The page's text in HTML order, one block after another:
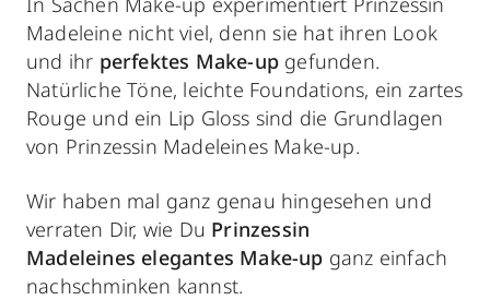
Madeleine nicht viel, denn sie hat ihren Look
und ihr perfektes Make-up gefunden.
Natürliche Töne, leichte Foundations, ein zartes
Rouge und ein Lip Gloss sind die Grundlagen
von Prinzessin Madeleines Make-up.
Wir haben mal ganz genau hingesehen und
verraten Dir, wie Du Prinzessin
Madeleines elegantes Make-up ganz einfach
nachschminken kannst.